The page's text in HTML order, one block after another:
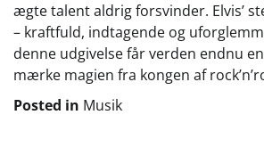
ægte talent aldrig forsvinder. Elvis’
– kraftfuld, indtagende og
denne udgivelse får verden endnu
mærke magien fra kongen af
Posted in Musik